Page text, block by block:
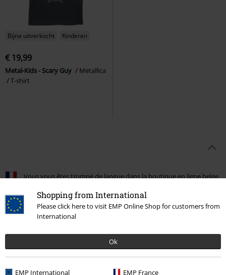
Shopping from International
Please click here to visit EMP Online Shop for customers from
International
Ok
EMP International EMP France
Bijna uitverkocht Kinderen
€ 19,99
Metal-Kids - Scary Guy
Metallica
T-shirt
Vous vous êtes trompé de langue dans la boutique en ligne belge
Meld je aan en ontvang een code voor 15%
korting!Meer info